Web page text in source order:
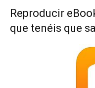
Reproducir
que tenéis que